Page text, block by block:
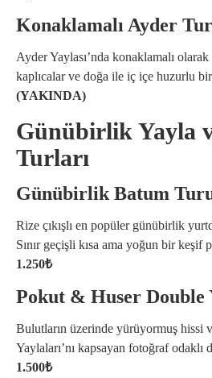
Konaklamalı Ayder
Ayder Yaylası’nda konaklamalı
kaplıcalar ve doğa ile iç içe huzurlu
(YAKINDA)
Günübirlik Yayla
Turları
Günübirlik Batum
Rize çıkışlı en popüler günübirlik
Sınır geçişli kısa ama yoğun bir keşif
1.250₺
Pokut & Huser Double
Bulutların üzerinde yürüyormuş hissi
Yaylaları’nı kapsayan fotoğraf odaklı
1.500₺